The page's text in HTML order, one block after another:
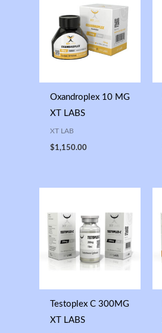
Oxandroplex 10 MG
XT LABS
XT LAB
$1,150.00
Testoplex C 300MG
XT LABS